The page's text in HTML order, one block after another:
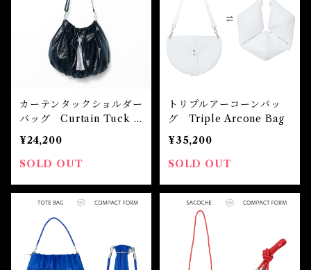
カーテンタックショルダー
バッグ Curtain Tuck S
houlder Bag
¥24,200
SOLD OUT
トリプルアーコーンバッ
グ Triple Arcone Bag
¥35,200
SOLD OUT